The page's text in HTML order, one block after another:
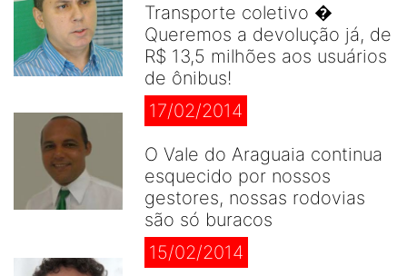
Transporte coletivo �
Queremos a devolução já, de
R$ 13,5 milhões aos usuários
de ônibus!
17/02/2014
O Vale do Araguaia continua
esquecido por nossos
gestores, nossas rodovias
são só buracos
15/02/2014